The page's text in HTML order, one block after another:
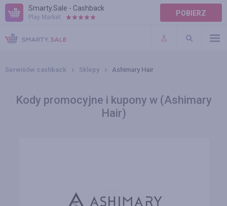
Smarty.Sale - Cashback
Play Market: POBIERZ
POMOC
WARUNKI
Serwisów cashback Sklepy Ashimary Hair
Kody promocyjne i kupony w (Ashimary
Hair)